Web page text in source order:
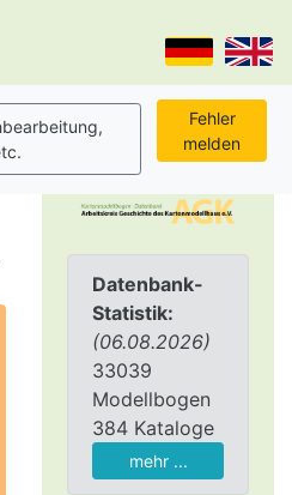
Datenbank-
Statistik:
(06.08.2026)
33039
Modellbogen
384 Kataloge
mehr ...